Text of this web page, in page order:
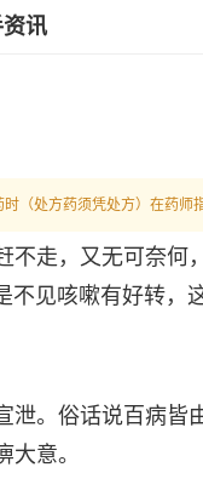
讯
（处方药须凭处方）在药师
走，又无可奈
见咳嗽有好转，
。俗话说百病
意。